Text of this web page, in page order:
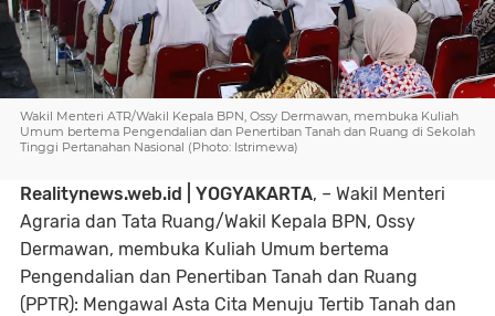
Wakil Menteri ATR/Wakil Kepala BPN, Ossy Dermawan, membuka Kuliah
Umum bertema Pengendalian dan Penertiban Tanah dan Ruang di Sekolah
Tinggi Pertanahan Nasional (Photo: Istrimewa)
Realitynews.web.id | YOGYAKARTA, – Wakil Menteri
Agraria dan Tata Ruang/Wakil Kepala BPN, Ossy
Dermawan, membuka Kuliah Umum bertema
Pengendalian dan Penertiban Tanah dan Ruang
(PPTR): Mengawal Asta Cita Menuju Tertib Tanah dan